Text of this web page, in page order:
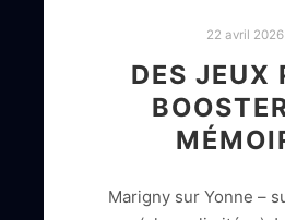
22 avril 2026
DES JEUX
Marigny sur Yonne –